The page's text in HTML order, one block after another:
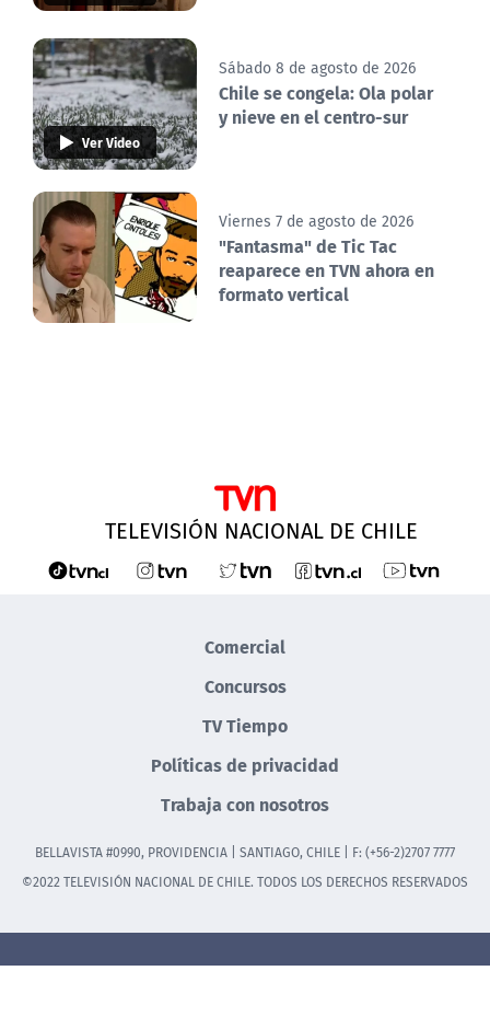
Ver Video
Sábado 8 de agosto de 2026
Chile se congela: Ola polar
y nieve en el centro-sur
Viernes 7 de agosto de 2026
"Fantasma" de Tic Tac
reaparece en TVN ahora en
formato vertical
TELEVISIÓN NACIONAL DE CHILE
Comercial
Concursos
TV Tiempo
Políticas de privacidad
Trabaja con nosotros
BELLAVISTA #0990, PROVIDENCIA | SANTIAGO, CHILE | F: (+56-2)2707 7777
©2022 TELEVISIÓN NACIONAL DE CHILE. TODOS LOS DERECHOS RESERVADOS